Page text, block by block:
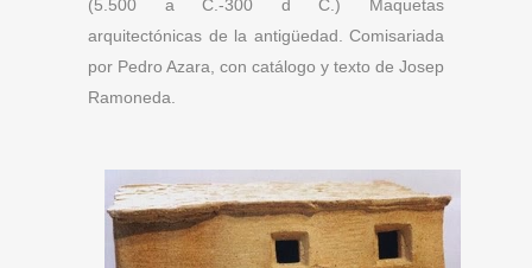
(5.500 a C.-300 d C.) Maquetas
arquitectónicas de la antigüedad. Comisariada
por Pedro Azara, con catálogo y texto de Josep
Ramoneda.